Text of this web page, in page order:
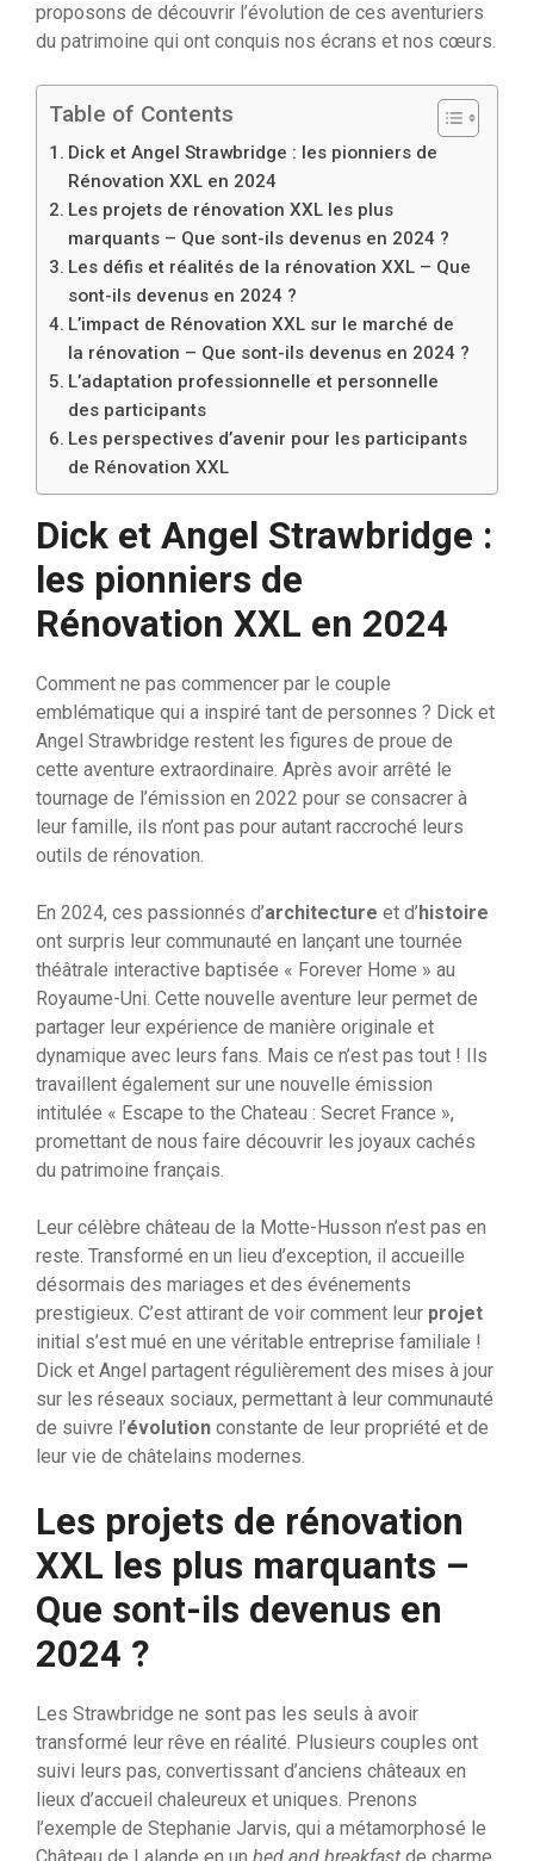
proposons de découvrir l’évolution de ces aventuriers
du patrimoine qui ont conquis nos écrans et nos cœurs.
Table of Contents
Dick et Angel Strawbridge : les pionniers de
Rénovation XXL en 2024
Les projets de rénovation XXL les plus
marquants – Que sont-ils devenus en 2024 ?
Les défis et réalités de la rénovation XXL – Que
sont-ils devenus en 2024 ?
L’impact de Rénovation XXL sur le marché de
la rénovation – Que sont-ils devenus en 2024 ?
L’adaptation professionnelle et personnelle
des participants
Les perspectives d’avenir pour les participants
de Rénovation XXL
Dick et Angel Strawbridge :
les pionniers de
Rénovation XXL en 2024
Comment ne pas commencer par le couple
emblématique qui a inspiré tant de personnes ? Dick et
Angel Strawbridge restent les figures de proue de
cette aventure extraordinaire. Après avoir arrêté le
tournage de l’émission en 2022 pour se consacrer à
leur famille, ils n’ont pas pour autant raccroché leurs
outils de rénovation.
En 2024, ces passionnés d’architecture et d’ histoire
ont surpris leur communauté en lançant une tournée
théâtrale interactive baptisée « Forever Home » au
Royaume-Uni. Cette nouvelle aventure leur permet de
partager leur expérience de manière originale et
dynamique avec leurs fans. Mais ce n’est pas tout ! Ils
travaillent également sur une nouvelle émission
intitulée « Escape to the Chateau : Secret France »,
promettant de nous faire découvrir les joyaux cachés
du patrimoine français.
Leur célèbre château de la Motte-Husson n’est pas en
reste. Transformé en un lieu d’exception, il accueille
désormais des mariages et des événements
prestigieux. C’est attirant de voir comment leur projet
initial s’est mué en une véritable entreprise familiale !
Dick et Angel partagent régulièrement des mises à jour
sur les réseaux sociaux, permettant à leur communauté
de suivre l’évolution constante de leur propriété et de
leur vie de châtelains modernes.
Les projets de rénovation
XXL les plus marquants –
Que sont-ils devenus en
2024 ?
Les Strawbridge ne sont pas les seuls à avoir
transformé leur rêve en réalité. Plusieurs couples ont
suivi leurs pas, convertissant d’anciens châteaux en
lieux d’accueil chaleureux et uniques. Prenons
l’exemple de Stephanie Jarvis, qui a métamorphosé le